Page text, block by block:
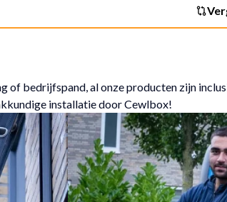
of bedrijfspand, al onze producten zijn
installatie door Cewlbox!